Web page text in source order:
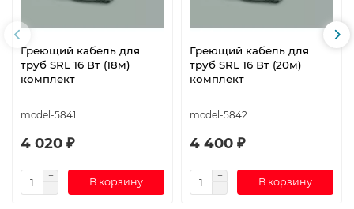
Греющий кабель для
труб SRL 16 Вт (18м)
комплект
model-5841
4 020 ₽
В корзину
Греющий кабель для
труб SRL 16 Вт (20м)
комплект
model-5842
4 400 ₽
В корзину